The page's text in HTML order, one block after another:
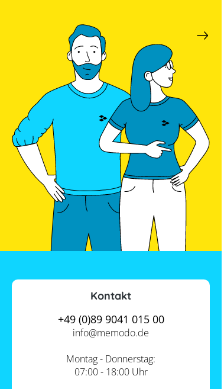
Kontakt
+49 (0)89 9041 015 00
info@memodo.de
Montag - Donnerstag:
07:00 - 18:00 Uhr